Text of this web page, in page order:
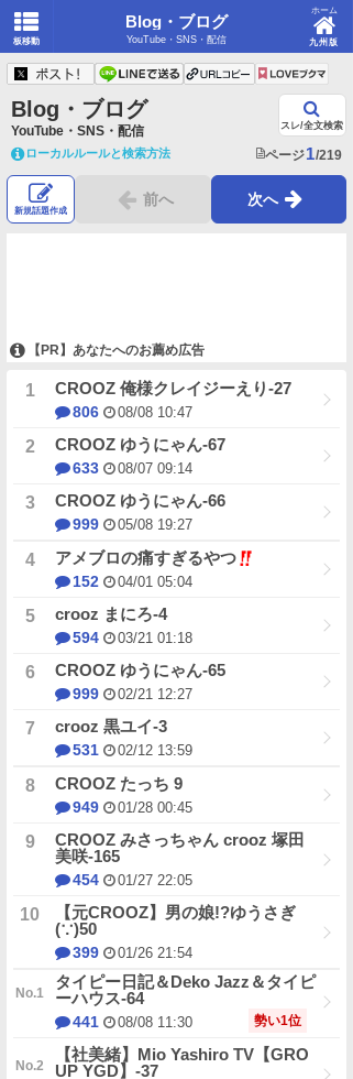
板移動
Blog・ブログ
YouTube・SNS・配信
ホーム
九州版
Blog・ブログ
YouTube・SNS・配信 スレ/全文検索
ローカルルールと検索方法 ページ 1/219
新規話題作成
前へ 次へ
【PR】あなたへのお薦め広告
CROOZ 俺様クレイジーえり-27
806 08/08 10:47
CROOZ ゆうにゃん-67
633 08/07 09:14
CROOZ ゆうにゃん-66
999 05/08 19:27
アメブロの痛すぎるやつ
152 04/01 05:04
crooz まにろ-4
594 03/21 01:18
CROOZ ゆうにゃん-65
999 02/21 12:27
crooz 黒ユイ-3
531 02/12 13:59
CROOZ たっち 9
949 01/28 00:45
CROOZ みさっちゃん crooz 塚田
美咲-165
454 01/27 22:05
【元CROOZ】男の娘!?ゆうさぎ
(∵)50
399 01/26 21:54
タイピー日記＆Deko Jazz＆タイピ
ーハウス-64
441 08/08 11:30 勢い1位
【社美緒】Mio Yashiro TV【GRO
UP YGD】-37